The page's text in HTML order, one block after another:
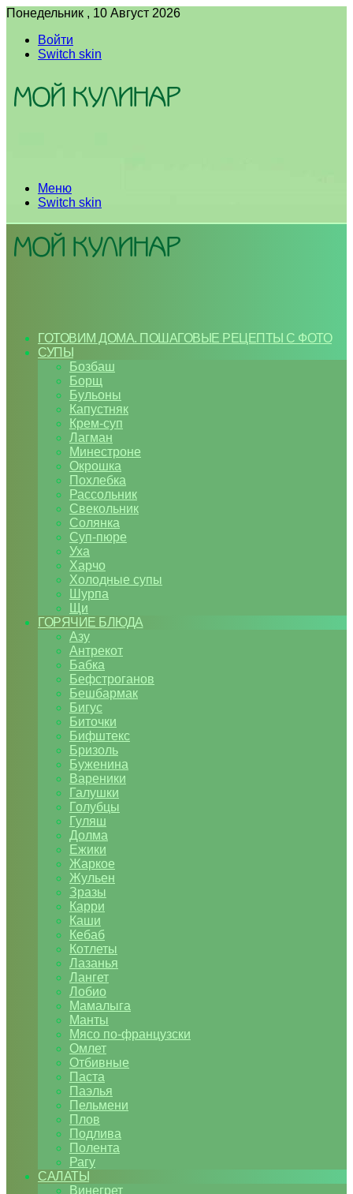
Понедельник , 10 Август 2026
Войти
Switch skin
Меню
Switch skin
ГОТОВИМ ДОМА. ПОШАГОВЫЕ РЕЦЕПТЫ С ФОТО
СУПЫ
Бозбаш
Борщ
Бульоны
Капустняк
Крем-суп
Лагман
Минестроне
Окрошка
Похлебка
Рассольник
Свекольник
Солянка
Суп-пюре
Уха
Харчо
Холодные супы
Шурпа
Щи
ГОРЯЧИЕ БЛЮДА
Азу
Антрекот
Бабка
Бефстроганов
Бешбармак
Бигус
Биточки
Бифштекс
Бризоль
Буженина
Вареники
Галушки
Голубцы
Гуляш
Долма
Ежики
Жаркое
Жульен
Зразы
Карри
Каши
Кебаб
Котлеты
Лазанья
Лангет
Лобио
Мамалыга
Манты
Мясо по-французски
Омлет
Отбивные
Паста
Паэлья
Пельмени
Плов
Подлива
Полента
Рагу
САЛАТЫ
Винегрет